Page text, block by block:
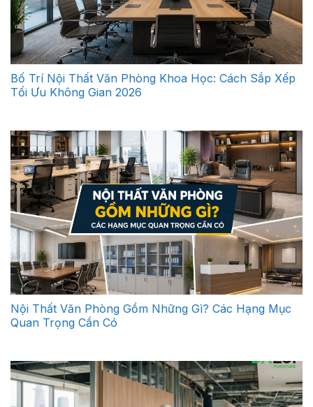
Bố Trí Nội Thất Văn Phòng Khoa Học: Cách Sắp Xếp
Tối Ưu Không Gian 2026
Nội Thất Văn Phòng Gồm Những Gì? Các Hạng Mục
Quan Trọng Cần Có